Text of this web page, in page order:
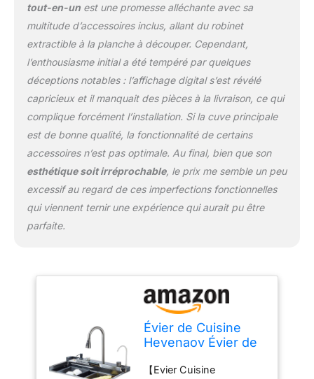
recouverte d'un nano-
revêtement résistant aux
nettoyage et conserve
son bel aspect. Optez
pour cet investissement
durable et durable.
【Conception à double
marche】Sur le côté de
évier de cuisine, il est
conçu comme une
double marche. Vous
pouvez utiliser la planche
à découper, le bassin
interne ou le panier
l'espace pour des
opérations de zonage
plus efficaces, vous
apportant une nouvelle
expérience.
poussoir】Permettant de
tout-en-unest une promesse alléchante avec sa
multitude d’accessoires inclus, allant du robinet
extractible à la planche à découper. Cependant,
l’enthousiasme initial a été tempéré par quelques
déceptions notables : l’affichage digital s’est révélé
capricieux et il manquait des pièces à la livraison, ce qui
complique forcément l’installation. Si la cuve principale
est de bonne qualité, la fonctionnalité de certains
accessoires n’est pas optimale. Au final, bien que son
esthétique soit irréprochable, le prix me semble un peu
excessif au regard de ces imperfections fonctionnelles
qui viennent ternir une expérience qui aurait pu être
parfaite.
Évier de Cuisine
Hevenaov Évier de
Inoxydable évier de
【Evier Cuisine